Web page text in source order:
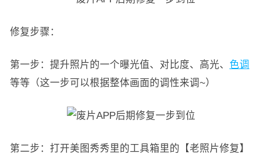
修复步骤：
第一步：提升照片的一个曝光值、对比度、高光、 色调
等等（这一步可以根据整体画面的调性来调~）
第二步：打开美图秀秀里的工具箱里的【老照片修复】